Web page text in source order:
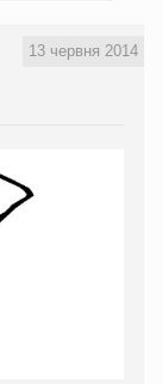
13 червня 2014